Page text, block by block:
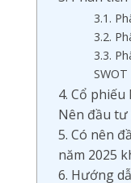
3.1.
3.2.
3.3.
SWOT
4. Cổ phiếu
Nên đầu tư
5. Có nên
năm 2025
6. Hướng